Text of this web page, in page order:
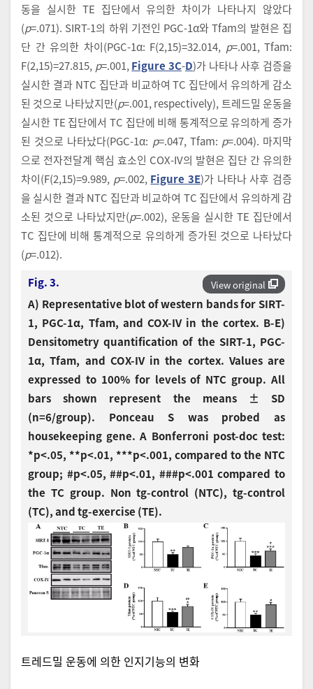
동을 실시한 TE 집단에서 유의한 차이가 나타나지 않았다
(p=.071). SIRT-1의 하위 기전인 PGC-1α와 Tfam의 발현은 집
단 간 유의한 차이(PGC-1α: F(2,15)=32.014, p=.001, Tfam:
F(2,15)=27.815, p=.001, Figure 3C-D)가 나타나 사후 검증을
실시한 결과 NTC 집단과 비교하여 TC 집단에서 유의하게 감소
된 것으로 나타났지만(p=.001, respectively), 트레드밀 운동을
실시한 TE 집단에서 TC 집단에 비해 통계적으로 유의하게 증가
된 것으로 나타났다(PGC-1α: p=.047, Tfam: p=.004). 마지막
으로 전자전달계 핵심 효소인 COX-IV의 발현은 집단 간 유의한
차이(F(2,15)=9.989, p=.002, Figure 3E)가 나타나 사후 검증
을 실시한 결과 NTC 집단과 비교하여 TC 집단에서 유의하게 감
소된 것으로 나타났지만(p=.002), 운동을 실시한 TE 집단에서
TC 집단에 비해 통계적으로 유의하게 증가된 것으로 나타났다
(p=.012).
View original
Fig. 3.
A) Representative blot of western bands for SIRT-
1, PGC-1α, Tfam, and COX-IV in the cortex. B-E)
Densitometry quantification of the SIRT-1, PGC-
1α, Tfam, and COX-IV in the cortex. Values are
expressed to 100% for levels of NTC group. All
bars shown represent the means ± SD
(n=6/group). Ponceau S was probed as
housekeeping gene. A Bonferroni post-doc test:
*p<.05, **p<.01, ***p<.001, compared to the NTC
group; #p<.05, ##p<.01, ###p<.001 compared to
the TC group. Non tg-control (NTC), tg-control
(TC), and tg-exercise (TE).
트레드밀 운동에 의한 인지기능의 변화